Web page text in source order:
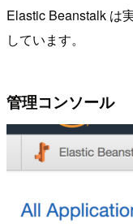
Elastic Beanstalk は
しています。
管理コンソール